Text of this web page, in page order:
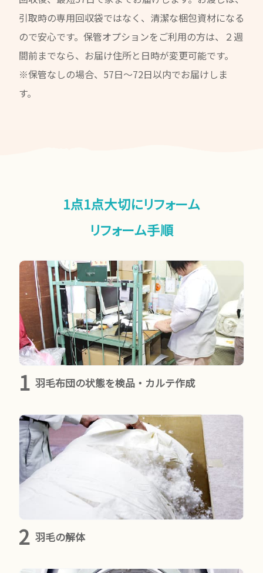
引取時の専用回収袋ではなく、清潔な梱包資材になる
ので安心です。保管オプションをご利用の方は、２週
間前までなら、お届け住所と日時が変更可能です。
※保管なしの場合、57日〜72日以内でお届けしま
す。
1点1点大切にリフォーム
リフォーム手順
羽毛布団の状態を検品・カルテ作成
羽毛の解体